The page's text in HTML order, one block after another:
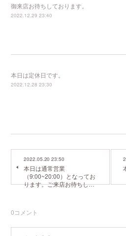
御来店お待ちしております。
2022.12.29 23:40
本日は定休日です。
2022.12.28 23:30
2022.05.20 23:50
本日は通常営業
（9:00~20:00）となってお
ります。ご来店お待ちし…
0コメント